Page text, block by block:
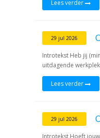
Lees verder
29 jul 2026
Introtekst Heb jij
uitdagende
Lees verder
29 jul 2026
Introtekst Hoeft